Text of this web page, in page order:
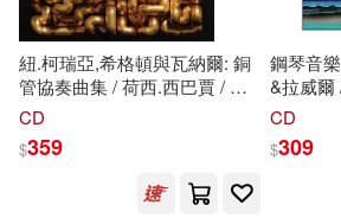
崔鍾雷（主編）(1)
廣州奇妙文化活動策划有限公司
Dynamic(2) Gramola(2)
Membran(2)
Naive Auvidis(2)
紐.柯瑞亞,希格頓與瓦納爾: 銅
管協奏曲集 / 荷西.西巴賈 / 約
瑟夫.艾莉西 / 保羅.詹金斯 / 德
吉爾伯特.朗 / 納許維爾交響樂
團 / 吉安卡洛.格雷羅
(New.Corea, Higdon &
CD
$359
鋼琴音
&拉威爾
(Piano
Ralph
CD
$309